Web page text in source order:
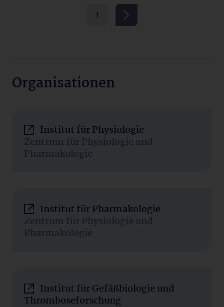
1
Organisationen
Institut für Physiologie
Zentrum für Physiologie und
Pharmakologie
Institut für Pharmakologie
Zentrum für Physiologie und
Pharmakologie
Institut für Gefäßbiologie und
Thromboseforschung